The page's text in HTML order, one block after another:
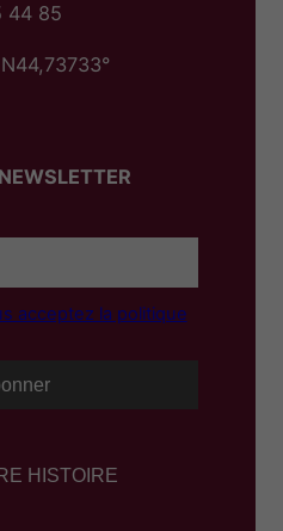
44 85
acceptez la politique
HISTOIRE